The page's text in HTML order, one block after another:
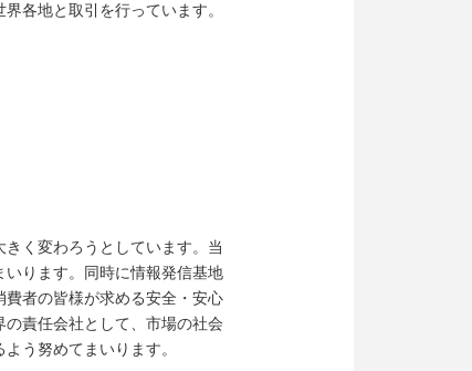
各地と取引を行っています。
く変わろうとしています。当
ります。同時に情報発信基地
者の皆様が求める安全・安心
責任会社として、市場の社会
う努めてまいります。